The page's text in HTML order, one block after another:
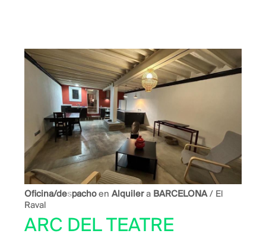
Oficina/despachoenAlquilera BARCELONA/ El
Raval
ARC DEL TEATRE